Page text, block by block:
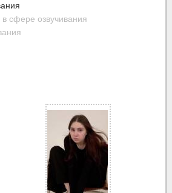
в сфере озвучивания